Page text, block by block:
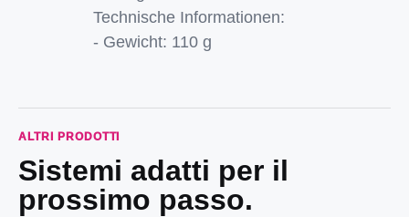
Technische Informationen:
- Gewicht: 110 g
ALTRI PRODOTTI
Sistemi adatti per il
prossimo passo.